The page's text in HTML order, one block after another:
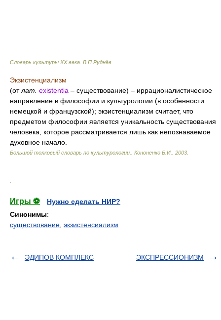
Словарь культуры XX века В.П.Руднёв
Экзистенциализм
(отлат. existentia – существование) – иррационалистическое
направление в философии и культурологии (в особенности
немецкой и французской); экзистенциализм считает, что
предметом философии является уникальность существования
чело­века, которое рассматривается лишь как непознаваемое
духовное начало.
Большой толковый словарь по культурологии. Кононенко Б.И. 2003
Игры ⚽
Нужно сделать НИР?
Синонимы:
существование экзистенсиализм
ЭДИПОВ КОМПЛЕКС ЭКСПРЕССИОНИЗМ